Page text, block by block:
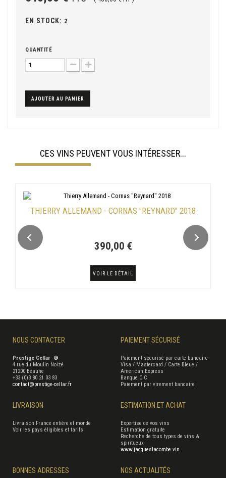
EN STOCK: 2
QUANTITÉ
AJOUTER AU PANIER
CES VINS PEUVENT VOUS INTÉRESSER...
THIERRY ALLEMAND - CORNAS "REYNARD" 2018
390,00 €
VOIR LE DÉTAIL
NOUS CONTACTER
Prestige Cellar ®
4 rue du Moulin Noizé
21200 Beaune
+33 (0)3 80 21 03 83
contact@prestige-cellar.fr
PAIEMENT SÉCURISÉ
Paiement sécurisé par carte bancaire
Visa / Mastercard / Carte Bleue /
American Express
Banque CIC
Paiement par virement bancaire
LIVRAISON
Livraison France entière et monde
Voir les pays éligibles et tarifs
BONNES ADRESSES
ESTIMATION ET ACHAT
Expertise de vos vins
Estimation gratuite
Recherche de tous types de vins &
spiritueux
www.jacqueslacombe.vin
NOS ACTUALITÉS